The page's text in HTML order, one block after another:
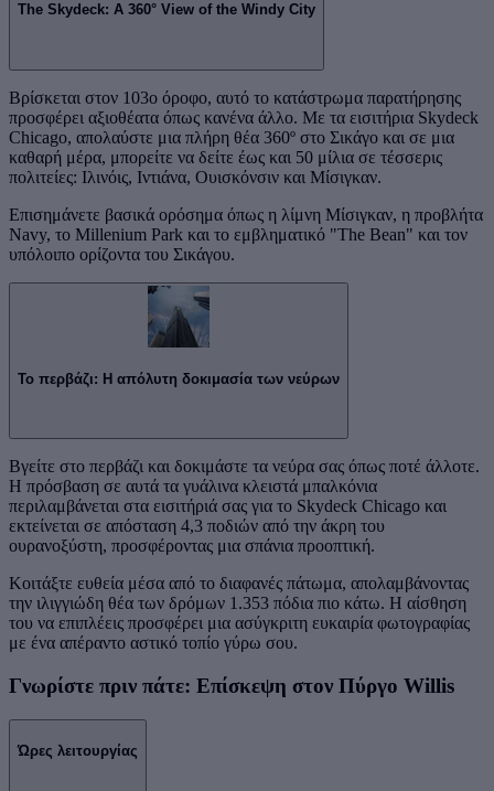
The Skydeck: A 360° View of the Windy City
Βρίσκεται στον 103ο όροφο, αυτό το κατάστρωμα παρατήρησης
προσφέρει αξιοθέατα όπως κανένα άλλο. Με τα εισιτήρια Skydeck
Chicago, απολαύστε μια πλήρη θέα 360º στο Σικάγο και σε μια
καθαρή μέρα, μπορείτε να δείτε έως και 50 μίλια σε τέσσερις
πολιτείες: Ιλινόις, Ιντιάνα, Ουισκόνσιν και Μίσιγκαν.
Επισημάνετε βασικά ορόσημα όπως η λίμνη Μίσιγκαν, η προβλήτα
Navy, το Millenium Park και το εμβληματικό "The Bean" και τον
υπόλοιπο ορίζοντα του Σικάγου.
Το περβάζι: Η απόλυτη δοκιμασία των νεύρων
Βγείτε στο περβάζι και δοκιμάστε τα νεύρα σας όπως ποτέ άλλοτε.
Η πρόσβαση σε αυτά τα γυάλινα κλειστά μπαλκόνια
περιλαμβάνεται στα εισιτήριά σας για το Skydeck Chicago και
εκτείνεται σε απόσταση 4,3 ποδιών από την άκρη του
ουρανοξύστη, προσφέροντας μια σπάνια προοπτική.
Κοιτάξτε ευθεία μέσα από το διαφανές πάτωμα, απολαμβάνοντας
την ιλιγγιώδη θέα των δρόμων 1.353 πόδια πιο κάτω. Η αίσθηση
του να επιπλέεις προσφέρει μια ασύγκριτη ευκαιρία φωτογραφίας
με ένα απέραντο αστικό τοπίο γύρω σου.
Γνωρίστε πριν πάτε: Επίσκεψη στον Πύργο Willis
Ώρες λειτουργίας